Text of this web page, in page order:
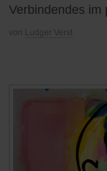
Verbindendes im
von Ludger Verst